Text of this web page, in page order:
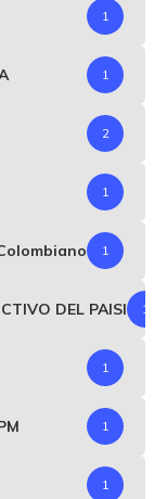
1
1
2
1
1
DEL PAISI 1
1
1
1